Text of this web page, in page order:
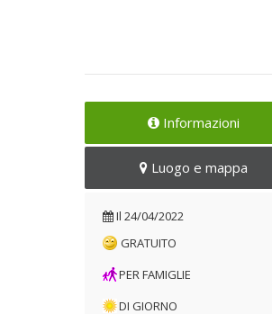
Informazioni
Luogo e mappa
Il 24/04/2022
GRATUITO
PER FAMIGLIE
DI GIORNO